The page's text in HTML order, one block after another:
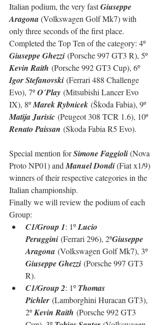
Italian podium, the very fast Giuseppe
Aragona (Volkswagen Golf Mk7) with
only three seconds of the first place.
Completed the Top Ten of the category: 4º
Giuseppe Ghezzi (Porsche 997 GT3 R), 5º
Kevin Raith (Porsche 992 GT3 Cup), 6º
Igor Stefanovski (Ferrari 488 Challenge
Evo), 7º O´Play (Mitsubishi Lancer Evo
IX), 8º Marek Rybnicek (Škoda Fabia), 9º
Matija Jurisic (Peugeot 308 TCR 1.6), 10º
Renato Paissan (Skoda Fabia R5 Evo).
Special mention for Simone Faggioli (Nova
Proto NP01) and Manuel Dondi (Fiat x1/9)
winners of their respective categories in the
Italian championship.
Finally we will review the podium of each
Group:
C1/Group 1: 1º Lucio
Peruggini (Ferrari 296), 2ºGiuseppe
Aragona (Volkswagen Golf Mk7), 3º
Giuseppe Ghezzi (Porsche 997 GT3
R).
C1/Group 2: 1º Thomas
Pichler (Lamborghini Huracan GT3),
2º Kevin Raith (Porsche 992 GT3